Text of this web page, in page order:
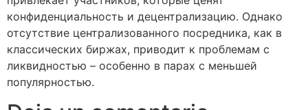
конфиденциальность и децентрализацию. Однако
отсутствие централизованного посредника, как в
классических биржах, приводит к проблемам с
ликвидностью – особенно в парах с меньшей
популярностью.